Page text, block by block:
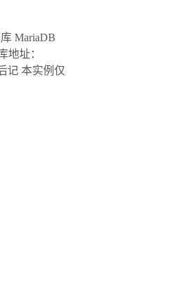
MariaDB
地址：
记 本实例仅